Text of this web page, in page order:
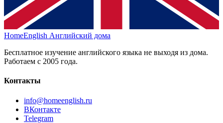
HomeEnglish Английский дома
Бесплатное изучение английского языка не выходя из дома.
Работаем с 2005 года.
Контакты
info@homeenglish.ru
ВКонтакте
Telegram